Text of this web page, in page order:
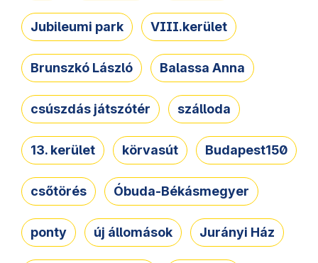
Jubileumi park VIII.kerület
Brunszkó László Balassa Anna
csúszdás játszótér szálloda
13. kerület körvasút Budapest150
csőtörés Óbuda-Békásmegyer
ponty új állomások Jurányi Ház